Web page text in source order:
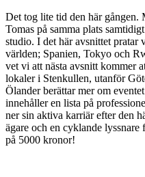
Det tog lite tid den här gången.
Tomas på samma plats
studio. I det här avsnittet
världen; Spanien, Tokyo och
vet vi att nästa avsnitt kommer
lokaler i Stenkullen, utanför
Ölander berättar mer om
innehåller en lista på
ner sin aktiva karriär efter den
ägare och en cyklande lyssnare
på 5000 kronor!